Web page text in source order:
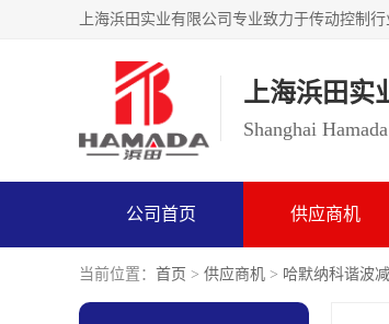
上海浜田实
Shanghai
公司首页 供应商机
当前位置： 首页 > 供应商机 > 哈默纳科谐波